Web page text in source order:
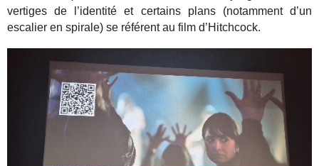
vertiges de l’identité et certains plans (notamment d’un
escalier en spirale) se référent au film d’Hitchcock.